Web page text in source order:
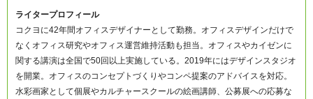
ライタープロフィール
コクヨに42年間オフィスデザイナーとして勤務。オフィスデザインだけで
なくオフィス研究やオフィス運営維持活動も担当。オフィスやカイゼンに
関する講演は全国で50回以上実施している。2019年にはデザインスタジオ
を開業。オフィスのコンセプトづくりやコンペ提案のアドバイスを対応。
水彩画家として個展やカルチャースクールの絵画講師、公募展への応募な